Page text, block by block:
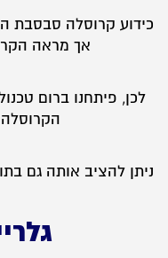
כידוע קרוסלה סבסבת
אך מראה
לכן, פיתחנו ברום
הקרוסלה
ניתן להציב אותה גם